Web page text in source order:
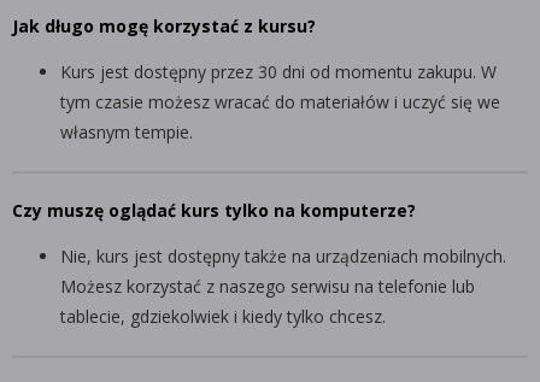
Jak długo mogę korzystać z kursu?
Kurs jest dostępny przez 30 dni od momentu zakupu. W
tym czasie możesz wracać do materiałów i uczyć się we
własnym tempie.
Czy muszę oglądać kurs tylko na komputerze?
Nie, kurs jest dostępny także na urządzeniach mobilnych.
Możesz korzystać z naszego serwisu na telefonie lub
tablecie, gdziekolwiek i kiedy tylko chcesz.